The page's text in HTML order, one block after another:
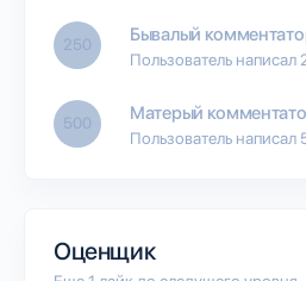
250 Бывалый
Пользователь
500 Матерый
Пользователь
Оценщик